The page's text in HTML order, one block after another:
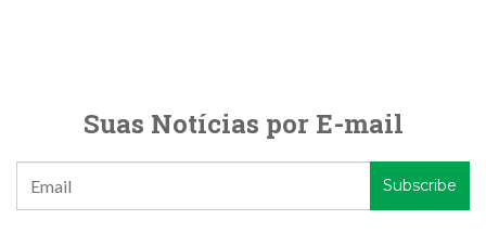
Suas Notícias por E-mail